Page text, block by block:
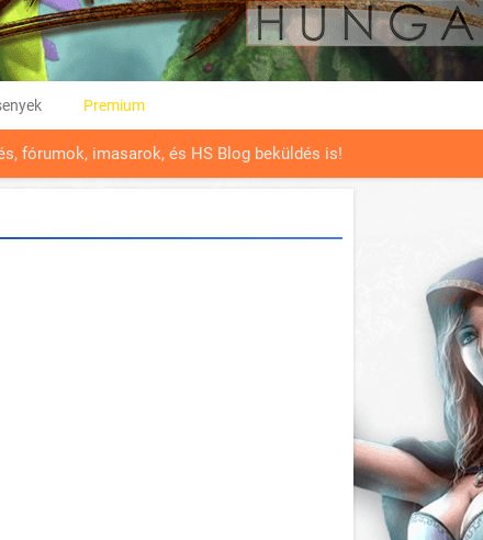
Premium
fórumok, imasarok, és HS Blog beküldés is!